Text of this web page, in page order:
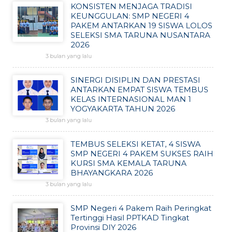
KONSISTEN MENJAGA TRADISI
KEUNGGULAN: SMP NEGERI 4
PAKEM ANTARKAN 19 SISWA LOLOS
SELEKSI SMA TARUNA NUSANTARA
2026
3 bulan yang lalu
SINERGI DISIPLIN DAN PRESTASI
ANTARKAN EMPAT SISWA TEMBUS
KELAS INTERNASIONAL MAN 1
YOGYAKARTA TAHUN 2026
3 bulan yang lalu
TEMBUS SELEKSI KETAT, 4 SISWA
SMP NEGERI 4 PAKEM SUKSES RAIH
KURSI SMA KEMALA TARUNA
BHAYANGKARA 2026
3 bulan yang lalu
SMP Negeri 4 Pakem Raih Peringkat
Tertinggi Hasil PPTKAD Tingkat
Provinsi DIY 2026